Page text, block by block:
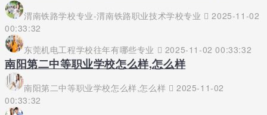
渭南铁路学校专业-渭南铁路职业技术学校专业
2025-11-02
00:33:32
东莞机电工程学校往年有哪些专业
2025-11-02 00:33:32
南阳第二中等职业学校怎么样,怎么样
南阳第二中等职业学校怎么样,怎么样
2025-11-02
00:33:32